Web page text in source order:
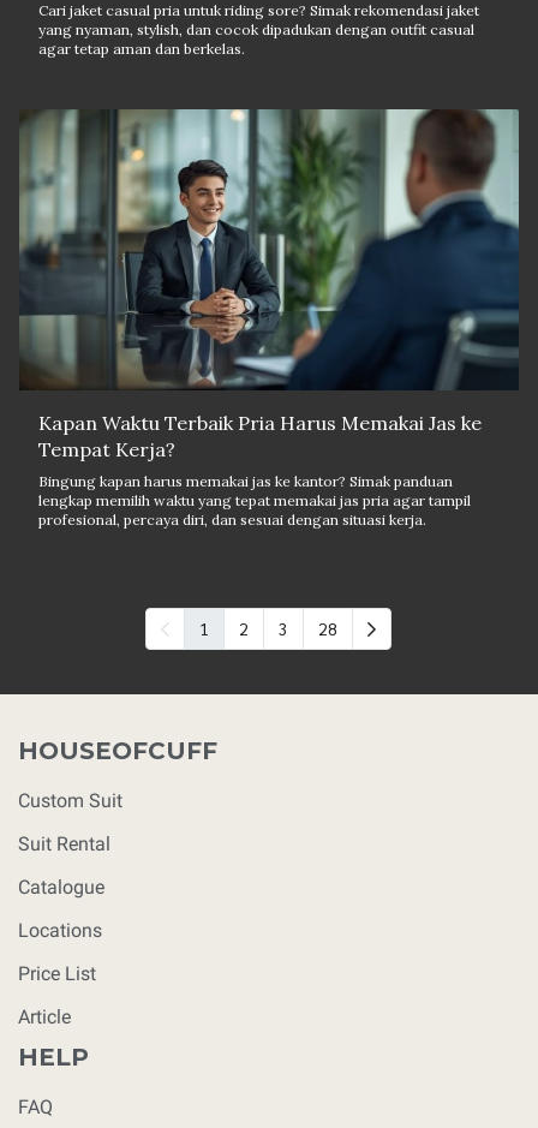
Cari jaket casual pria untuk riding sore? Simak rekomendasi jaket
yang nyaman, stylish, dan cocok dipadukan dengan outfit casual
agar tetap aman dan berkelas.
Kapan Waktu Terbaik Pria Harus Memakai Jas ke
Tempat Kerja?
Bingung kapan harus memakai jas ke kantor? Simak panduan
lengkap memilih waktu yang tepat memakai jas pria agar tampil
profesional, percaya diri, dan sesuai dengan situasi kerja.
1 2 3 28
HOUSEOFCUFF
Custom Suit
Suit Rental
Catalogue
Locations
Price List
Article
HELP
FAQ